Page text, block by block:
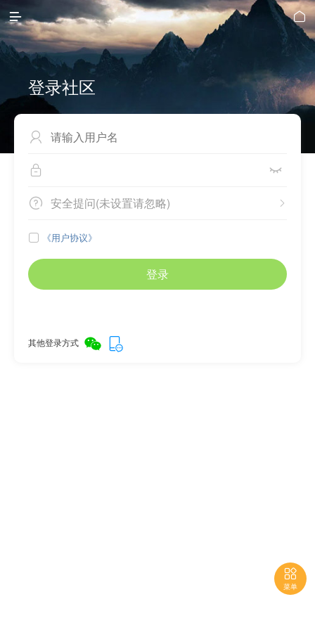
 
登录社区

 
 
安全提问(未设置请忽略)
 《用户协议》
登录
其他登录方式

菜单